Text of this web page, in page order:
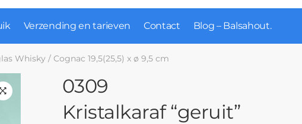
Verzending en tarieven Contact Blog – Balsahout.
Whisky / Cognac 19,5(25,5) x ø 9,5 cm
0309
Kristalkaraf “geruit”